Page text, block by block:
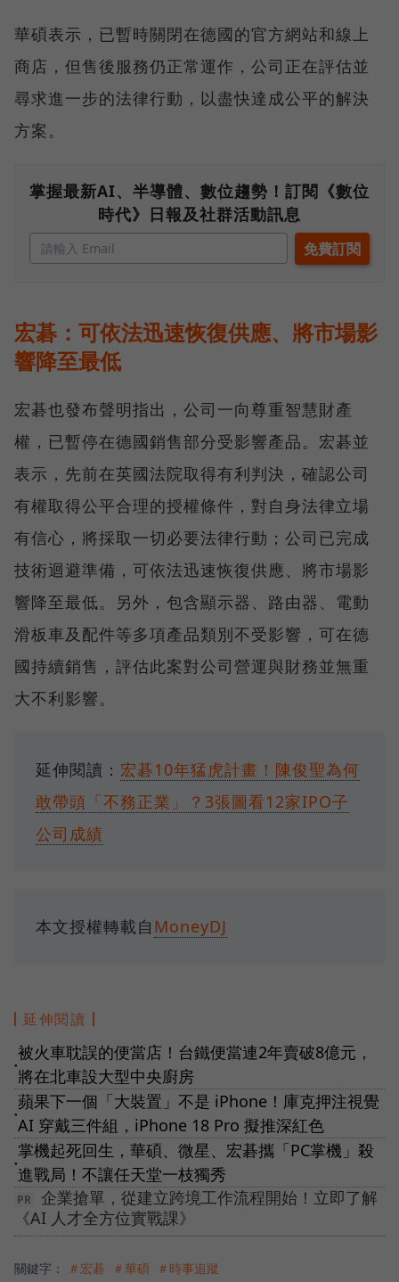
華碩表示，已暫時關閉在德國的官方網站和線上
商店，但售後服務仍正常運作，公司正在評估並
尋求進一步的法律行動，以盡快達成公平的解決
方案。
掌握最新AI、半導體、數位趨勢！訂閱《數位
時代》日報及社群活動訊息
宏碁：可依法迅速恢復供應、將市場影
響降至最低
宏碁也發布聲明指出，公司一向尊重智慧財產
權，已暫停在德國銷售部分受影響產品。宏碁並
表示，先前在英國法院取得有利判決，確認公司
有權取得公平合理的授權條件，對自身法律立場
有信心，將採取一切必要法律行動；公司已完成
技術迴避準備，可依法迅速恢復供應、將市場影
響降至最低。另外，包含顯示器、路由器、電動
滑板車及配件等多項產品類別不受影響，可在德
國持續銷售，評估此案對公司營運與財務並無重
大不利影響。
延伸閱讀： 宏碁10年猛虎計畫！陳俊聖為何
敢帶頭「不務正業」？3張圖看12家IPO子
公司成績
本文授權轉載自 MoneyDJ
延伸閱讀
●
被火車耽誤的便當店！台鐵便當連2年賣破8億元，
將在北車設大型中央廚房
●
蘋果下一個「大裝置」不是 iPhone！庫克押注視覺
AI 穿戴三件組，iPhone 18 Pro 擬推深紅色
●
掌機起死回生，華碩、微星、宏碁攜「PC掌機」殺
進戰局！不讓任天堂一枝獨秀
企業搶單，從建立跨境工作流程開始！立即了解
《AI 人才全方位實戰課》
關鍵字： ＃宏碁 ＃華碩 ＃時事追蹤